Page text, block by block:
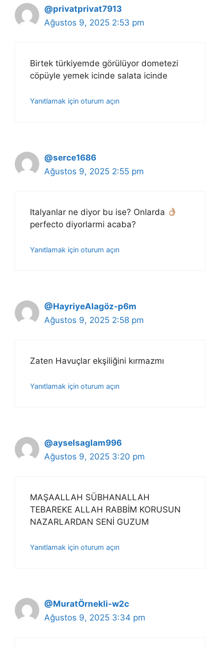
@privatprivat7913
Ağustos 9, 2025 2:53 pm
Birtek türkiyemde görülüyor dometezi
cöpüyle yemek icinde salata icinde
Yanıtlamak için oturum açın
@serce1686
Ağustos 9, 2025 2:55 pm
Italyanlar ne diyor bu ise? Onlarda
perfecto diyorlarmi acaba?
Yanıtlamak için oturum açın
@HayriyeAlagöz-p6m
Ağustos 9, 2025 2:58 pm
Zaten Havuçlar ekşiliğini kırmazmı
Yanıtlamak için oturum açın
@ayselsaglam996
Ağustos 9, 2025 3:20 pm
MAŞAALLAH SÜBHANALLAH
TEBAREKE ALLAH RABBİM KORUSUN
NAZARLARDAN SENİ GUZUM
Yanıtlamak için oturum açın
@MuratÖrnekli-w2c
Ağustos 9, 2025 3:34 pm